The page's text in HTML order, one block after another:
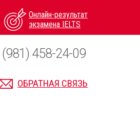
Онлайн-результат
экзамена IELTS
ОБРАТНАЯ СВЯЗЬ
(981) 458-24-09